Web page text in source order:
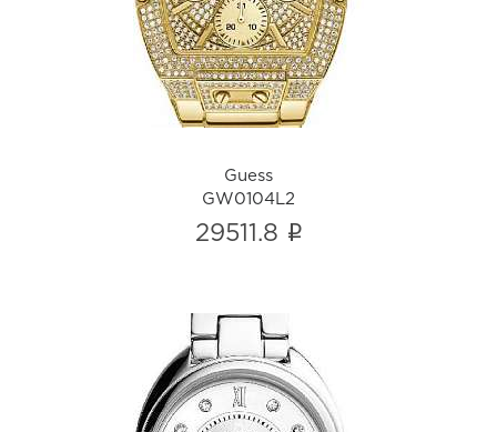
i
Guess
GW0104L2
29511.8 i